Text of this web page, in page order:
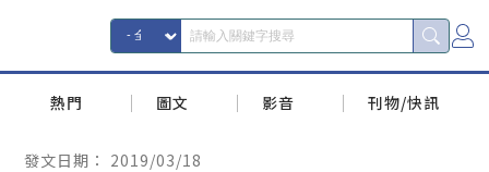
熱門 圖文 影音 刊物/快訊
發文日期： 2019/03/18